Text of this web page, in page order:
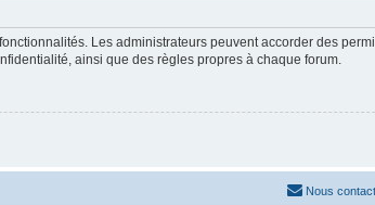
Les administrateurs peuvent accorder des
ainsi que des règles propres à chaque forum.
Nous